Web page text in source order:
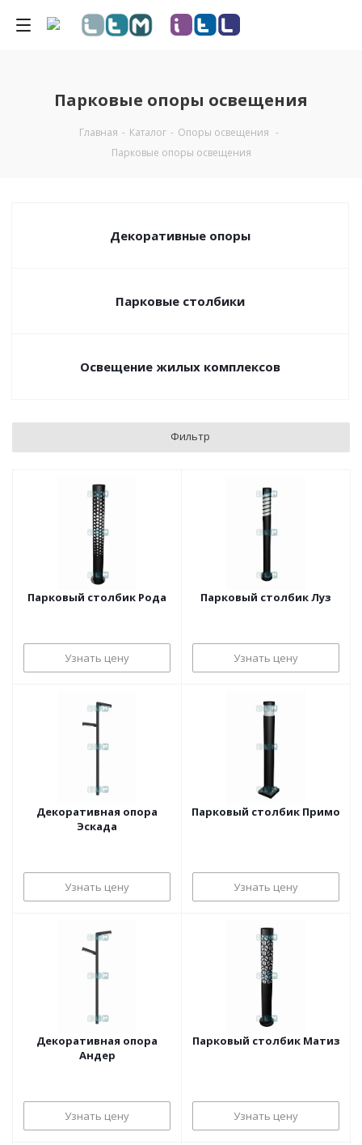
Парковые опоры освещения
Главная - Каталог - Опоры освещения -
Парковые опоры освещения
Декоративные опоры
Парковые столбики
Освещение жилых комплексов
Фильтр
Парковый столбик Рода
Узнать цену
Парковый столбик Луз
Узнать цену
Декоративная опора
Эскада
Узнать цену
Парковый столбик Примо
Узнать цену
Декоративная опора
Андер
Узнать цену
Парковый столбик Матиз
Узнать цену